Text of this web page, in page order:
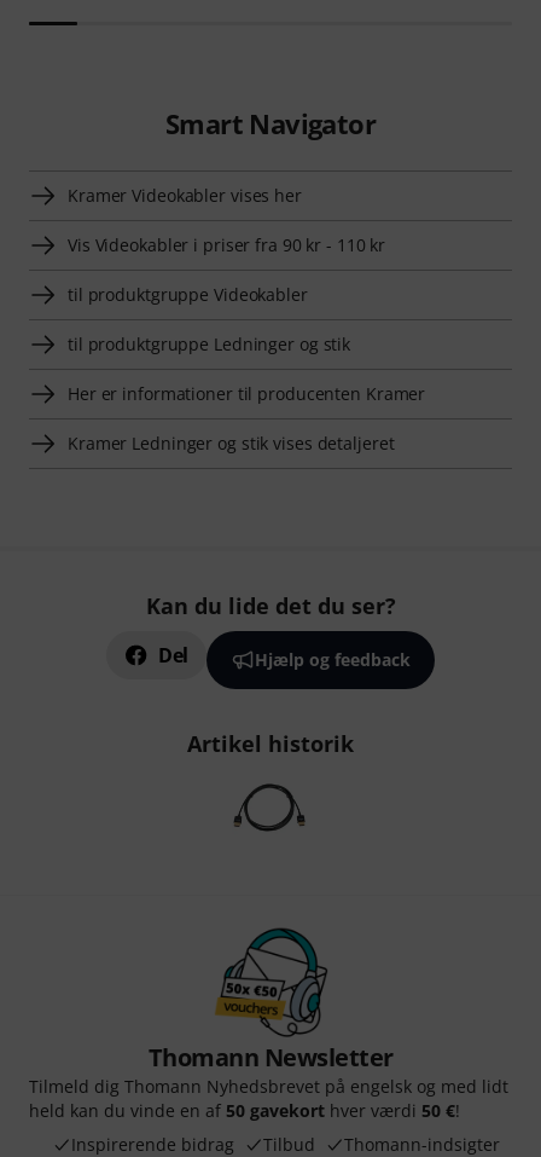
Smart Navigator
Kramer Videokabler vises her
Vis Videokabler i priser fra 90 kr - 110 kr
til produktgruppe Videokabler
til produktgruppe Ledninger og stik
Her er informationer til producenten Kramer
Kramer Ledninger og stik vises detaljeret
Kan du lide det du ser?
Del Hjælp og feedback
Artikel historik
Thomann Newsletter
Tilmeld dig Thomann Nyhedsbrevet på engelsk og med lidt
held kan du vinde en af 50 gavekort hver værdi 50 €!
Inspirerende bidrag
Tilbud Thomann-indsigter